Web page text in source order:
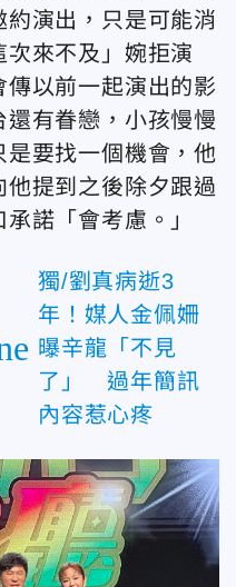
演出，只是可能消
來不及」婉拒演
以前一起演出的影
有眷戀，小孩慢慢
要找一個機會，他
提到之後除夕跟過
諾「會考慮。」
獨/劉真病逝3
年！媒人金佩姍
曝辛龍「不見
了」 過年簡訊
內容惹心疼